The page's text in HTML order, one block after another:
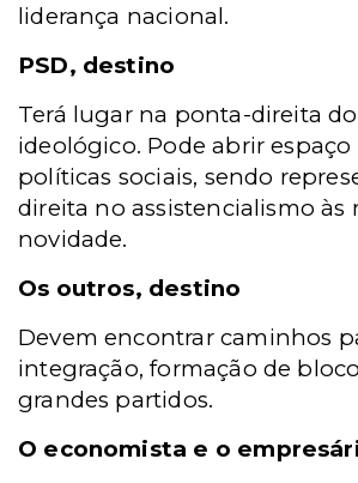
liderança nacional.
PSD, destino
Terá lugar na ponta-direita
ideológico. Pode abrir espaço
políticas sociais, sendo
direita no assistencialismo às
novidade.
Os outros, destino
Devem encontrar caminhos
integração, formação de
grandes partidos.
O economista e o